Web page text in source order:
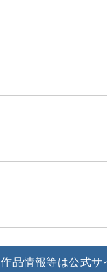
作品情報等は公式サ